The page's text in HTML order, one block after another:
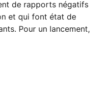
de rapports négatifs
et qui font état de
Pour un lancement,